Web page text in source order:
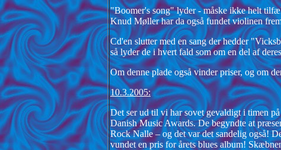
"Boomer's song" lyder - måske ikke helt
Knud Møller har da også fundet violinen
Cd'en slutter med en sang der hedder
så lyder de i hvert fald som om en del af
Om denne plade også vinder priser, og om
10.3.2005:
Det ser ud til vi har sovet gevaldigt i timen
Danish Music Awards. De begyndte at
Rock Nalle – og det var det sandelig også!
vundet en pris for årets blues album!